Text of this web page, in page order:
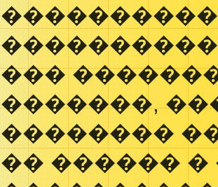
����������
���
�������,
��������
�� ������ �